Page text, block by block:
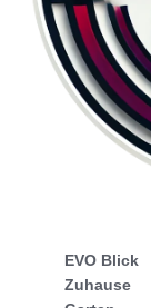
EVO Blick
Zuhause